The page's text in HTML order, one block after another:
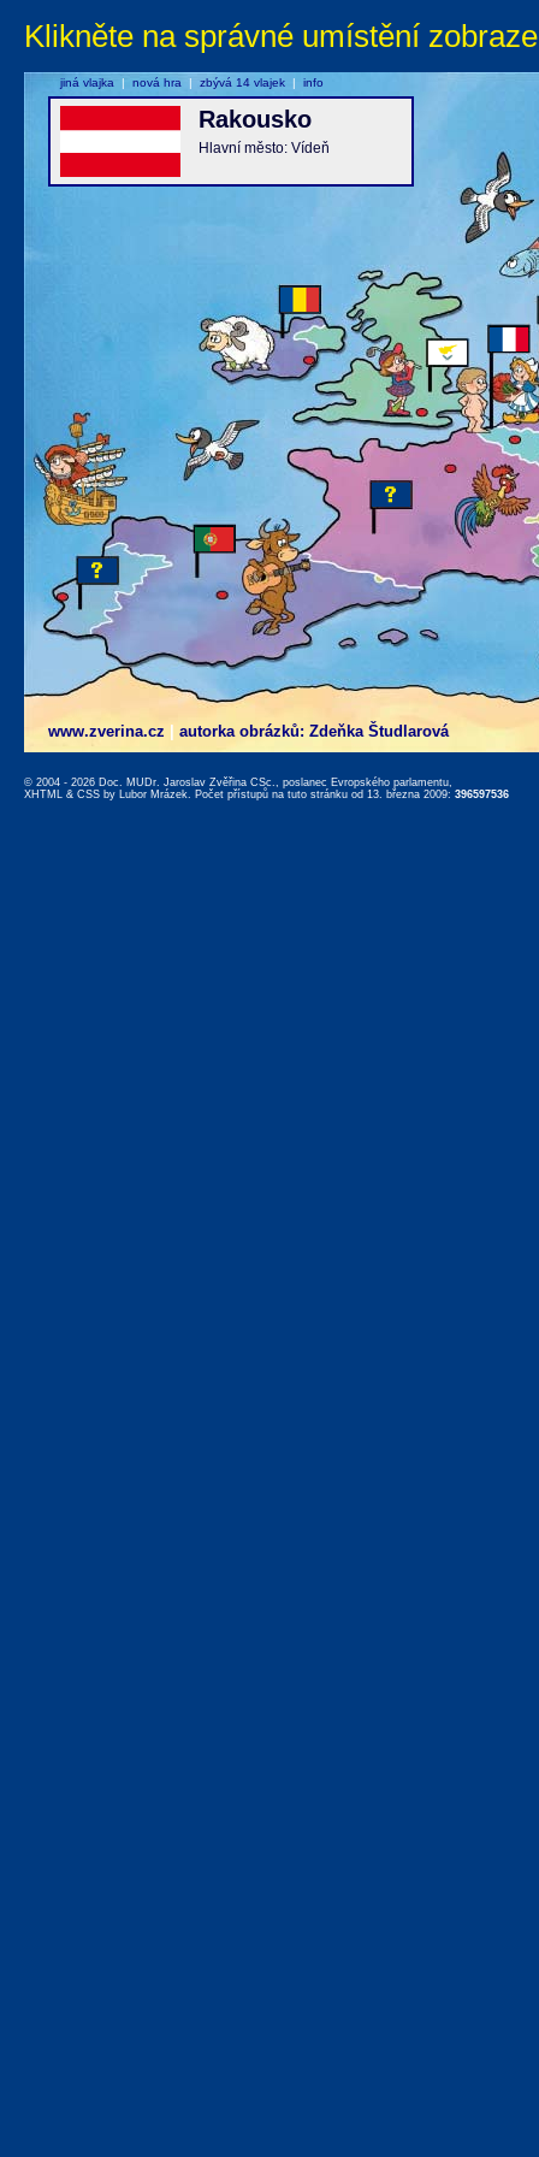
Klikněte na správné umístění
www.zverina.cz autorka obrázků: Zdeňka Študlarová
Rakousko
Hlavní město: Vídeň
jiná vlajka | nová hra | zbývá 14 vlajek | info
© 2004 - 2026 Doc. MUDr. Jaroslav Zvěřina CSc., poslanec Evropského parlamentu,
XHTML & CSS by Lubor Mrázek. Počet přístupů na tuto stránku od 13. března 2009: 396597536